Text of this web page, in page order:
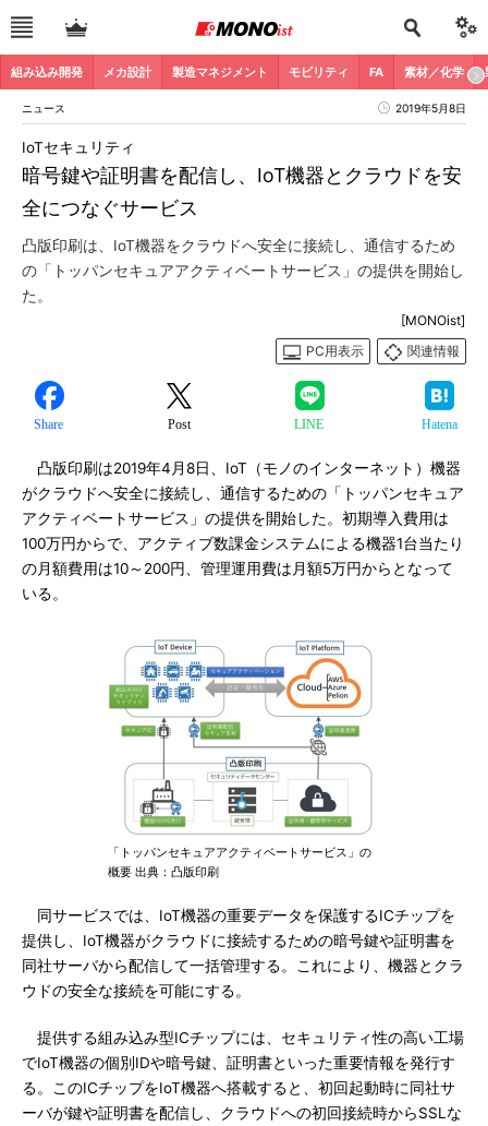
組み込み開発 メカ設計 製造マネジメント モビリティ FA 素材／化学
ニュース 2019年5月8日
暗号鍵や証明書を配信し、IoT機器とクラウドを安
全につなぐサービス
IoTセキュリティ
凸版印刷は、IoT機器をクラウドへ安全に接続し、通信するため
の「トッパンセキュアアクティベートサービス」の提供を開始し
た。
[MONOist]
PC用表示
関連情報
Share Post LINE Hatena
凸版印刷は2019年4月8日、IoT（モノのインターネット）機器
がクラウドへ安全に接続し、通信するための「トッパンセキュア
アクティベートサービス」の提供を開始した。初期導入費用は
100万円からで、アクティブ数課金システムによる機器1台当たり
の月額費用は10～200円、管理運用費は月額5万円からとなって
いる。
「トッパンセキュアアクティベートサービス」の
概要 出典：凸版印刷
同サービスでは、IoT機器の重要データを保護するICチップを
提供し、IoT機器がクラウドに接続するための暗号鍵や証明書を
同社サーバから配信して一括管理する。これにより、機器とクラ
ウドの安全な接続を可能にする。
提供する組み込み型ICチップには、セキュリティ性の高い工場
でIoT機器の個別IDや暗号鍵、証明書といった重要情報を発行す
る。このICチップをIoT機器へ搭載すると、初回起動時に同社サ
ーバが鍵や証明書を配信し、クラウドへの初回接続時からSSLな